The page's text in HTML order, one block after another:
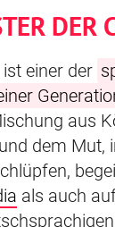
DER
ist einer der
aus
dem Mut,
als auch